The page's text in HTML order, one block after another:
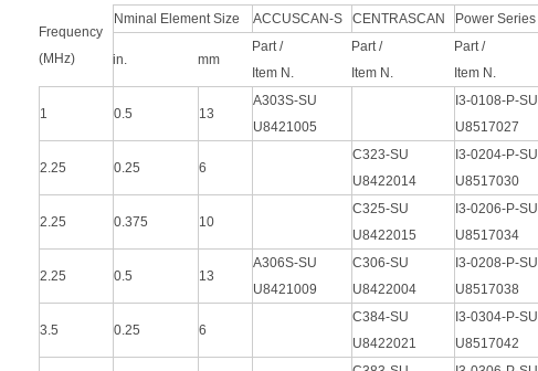
Frequency
(MHz)
Nminal Element Size ACCUSCAN-S CENTRASCAN Power Series
in. mm
Part /
Item N.
Part /
Item N.
Part /
Item N.
1 0.5 13
A303S-SU
U8421005
I3-0108-P-SU
U8517027
2.25 0.25 6
C323-SU
U8422014
I3-0204-P-SU
U8517030
2.25 0.375 10
C325-SU
U8422015
I3-0206-P-SU
U8517034
2.25 0.5 13
A306S-SU
U8421009
C306-SU
U8422004
I3-0208-P-SU
U8517038
3.5 0.25 6
C384-SU
U8422021
I3-0304-P-SU
U8517042